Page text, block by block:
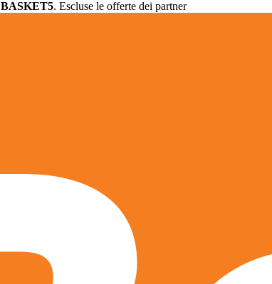
BASKET5. Escluse le offerte dei partner